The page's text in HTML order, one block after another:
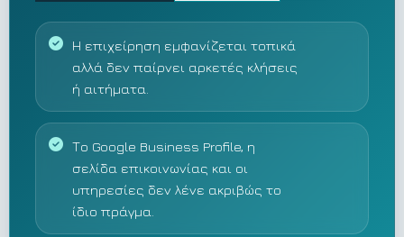
Η επιχείρηση εμφανίζεται τοπικά
αλλά δεν παίρνει αρκετές κλήσεις
ή αιτήματα.
Το Google Business Profile, η
σελίδα επικοινωνίας και οι
υπηρεσίες δεν λένε ακριβώς το
ίδιο πράγμα.